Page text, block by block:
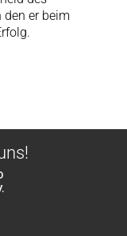
den er beim